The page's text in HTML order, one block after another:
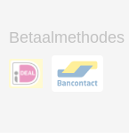
Betaalmethodes